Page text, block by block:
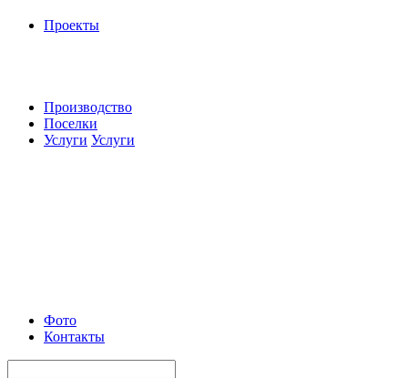
Проекты
Производство
Поселки
Услуги Услуги
Фото
Контакты